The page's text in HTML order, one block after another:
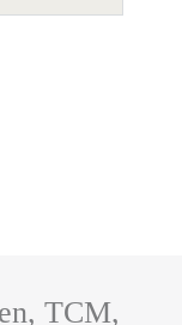
TCM,